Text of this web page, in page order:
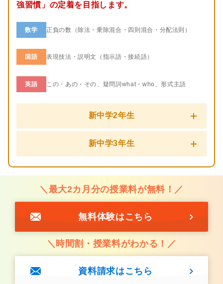
強習慣」の定着を目指します。
数学 正負の数（除法・乗除混合・四則混合・分配法則）
国語 表現技法・説明文（指示語・接続語）
英語 この・あの・その、疑問詞what・who、形式主語
新中学2年生
全員一斉に新学年カリキュラムがスタート！理社
ます。
新中学3年生
全員一斉に新学年カリキュラムがスタート！入試
国語 付属語（助動詞・助詞）
＼最大2カ月分の授業料が無料！／
無料体験はこちら
＼時間割・授業料がわかる！／
資料請求はこちら